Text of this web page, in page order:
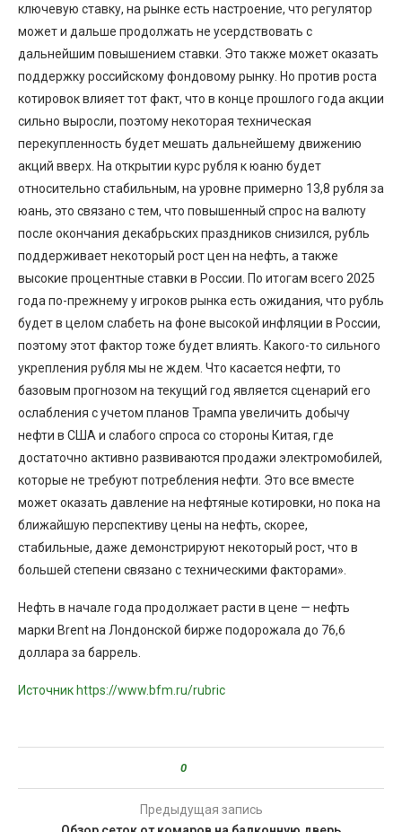
ключевую ставку, на рынке есть настроение, что регулятор
может и дальше продолжать не усердствовать с
дальнейшим повышением ставки. Это также может оказать
поддержку российскому фондовому рынку. Но против роста
котировок влияет тот факт, что в конце прошлого года акции
сильно выросли, поэтому некоторая техническая
перекупленность будет мешать дальнейшему движению
акций вверх. На открытии курс рубля к юаню будет
относительно стабильным, на уровне примерно 13,8 рубля за
юань, это связано с тем, что повышенный спрос на валюту
после окончания декабрьских праздников снизился, рубль
поддерживает некоторый рост цен на нефть, а также
высокие процентные ставки в России. По итогам всего 2025
года по-прежнему у игроков рынка есть ожидания, что рубль
будет в целом слабеть на фоне высокой инфляции в России,
поэтому этот фактор тоже будет влиять. Какого-то сильного
укрепления рубля мы не ждем. Что касается нефти, то
базовым прогнозом на текущий год является сценарий его
ослабления с учетом планов Трампа увеличить добычу
нефти в США и слабого спроса со стороны Китая, где
достаточно активно развиваются продажи электромобилей,
которые не требуют потребления нефти. Это все вместе
может оказать давление на нефтяные котировки, но пока на
ближайшую перспективу цены на нефть, скорее,
стабильные, даже демонстрируют некоторый рост, что в
большей степени связано с техническими факторами».
Нефть в начале года продолжает расти в цене — нефть
марки Brent на Лондонской бирже подорожала до 76,6
доллара за баррель.
Источник https://www.bfm.ru/rubric
0
Предыдущая запись